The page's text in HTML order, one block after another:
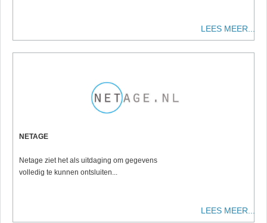
LEES MEER...
NETAGE
Netage ziet het als uitdaging om gegevens
volledig te kunnen ontsluiten...
LEES MEER...